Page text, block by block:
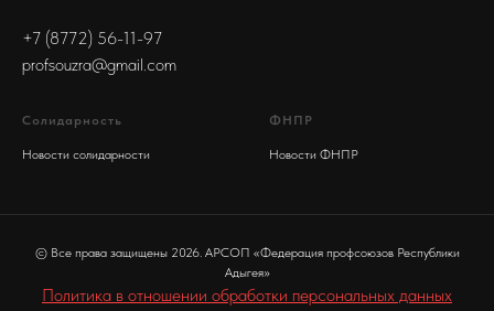
+7 (8772) 56-11-97
profsouzra@gmail.com
Солидарность
Новости солидарности
ФНПР
Новости ФНПР
© Все права защищены 2026. АРСОП «Федерация профсоюзов Республики
Адыгея»
Политика в отношении обработки персональных данных